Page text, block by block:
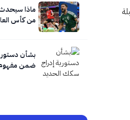
ماذا
من كأس
بشأن
ضمن